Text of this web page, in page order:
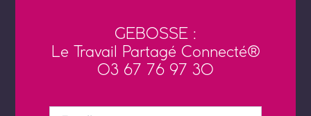
GEBOSSE :
Le Travail Partagé Connecté®
03 67 76 97 30